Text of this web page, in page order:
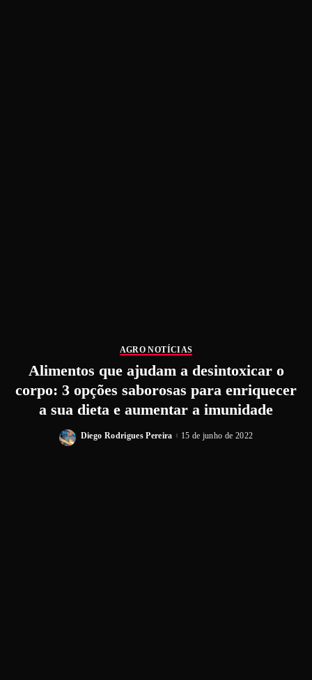
AGRO NOTÍCIAS
Alimentos que ajudam a desintoxicar o
corpo: 3 opções saborosas para enriquecer
a sua dieta e aumentar a imunidade
Diego Rodrigues Pereira 15 de junho de 2022